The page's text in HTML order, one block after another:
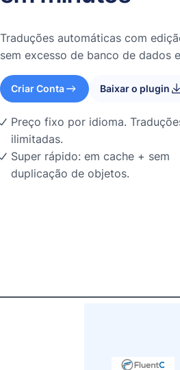
Traduções automáticas com
sem excesso de banco de dados
Criar Conta Baixar o plugin
Preço fixo por idioma.
ilimitadas.
Super rápido: em cache + sem
duplicação de objetos.